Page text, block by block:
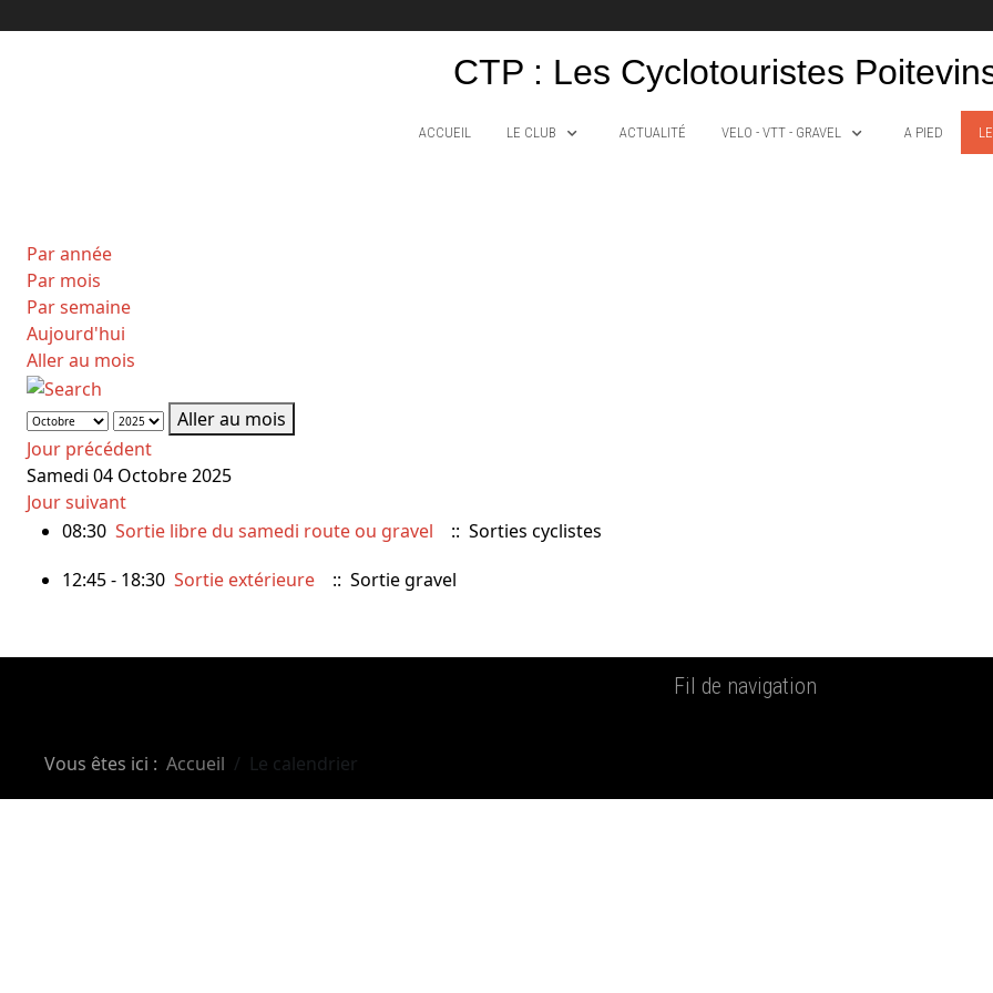
CTP : Les Cyclotouristes
ACCUEIL LE CLUB ACTUALITÉ VELO - VTT - GRAVEL A PIED
Par année
Par mois
Par semaine
Aujourd'hui
Aller au mois
Aller au mois
Jour précédent
Samedi 04 Octobre 2025
Jour suivant
08:30 Sortie libre du samedi route ou gravel
:: Sorties cyclistes
12:45 - 18:30 Sortie extérieure :: Sortie gravel
Fil de navigation
Vous êtes ici : Accueil Le calendrier